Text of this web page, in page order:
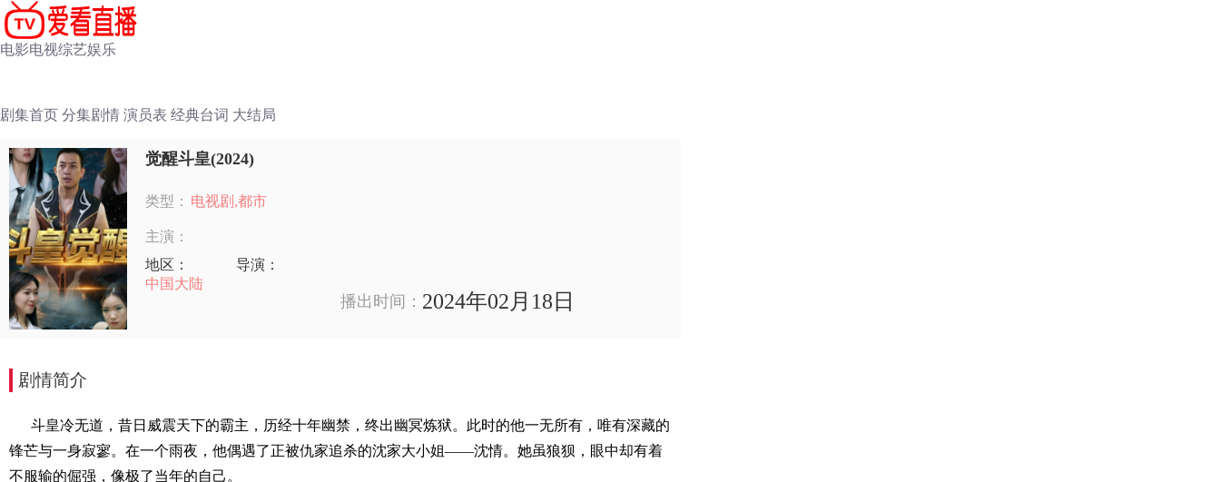
电影电视综艺娱乐
剧集首页 分集剧情 演员表 经典台词 大结局
觉醒斗皇(2024)
类型： 电视剧,都市
主演：
地区：
中国大陆
导演：
播出时间： 2024年02月18日
剧情简介
斗皇冷无道，昔日威震天下的霸主，历经十年幽禁，终出幽冥炼狱。此时的他一无所有，唯有深藏的
锋芒与一身寂寥。在一个雨夜，他偶遇了正被仇家追杀的沈家大小姐——沈情。她虽狼狈，眼中却有着
不服输的倔强，像极了当年的自己。